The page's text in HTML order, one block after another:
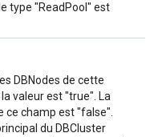
type "ReadPool" est
DBNodes de cette
valeur est "true". La
ce champ est "false".
du DBCluster